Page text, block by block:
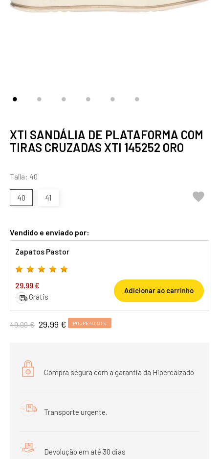
XTI SANDÁLIA DE PLATAFORMA COM
TIRAS CRUZADAS XTI 145252 ORO
Talla: 40
40 41 
Vendido e enviado por:
Zapatos Pastor
29,99 €
Grátis
Adicionar ao carrinho
49,99 € 29,99 € POUPE 40,01%
Compra segura com a garantia da Hipercalzado
Transporte urgente.
Devolução em até 30 dias